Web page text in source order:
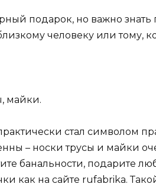
подарок, но важно
человеку или тому,
майки.
стал символом
– носки трусы и майки
банальности, подарите
как на сайте rufabrika.